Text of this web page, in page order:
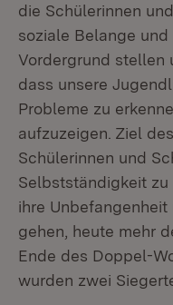
die Schülerinnen
soziale Belange
Vordergrund stellen
dass unsere
Probleme zu
aufzuzeigen. Ziel
Schülerinnen und
Selbstständigkeit
ihre
gehen, heute mehr
Ende des Doppel-
wurden zwei